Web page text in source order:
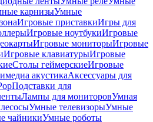
карнизыУмные
Игровые приставкиИгры для
Игровые ноутбукиИгровые
Игровые мониторыИгровые
Игровые клавиатурыИгровые
Столы геймерскиеИгровые
акустикаАксессуары для
Подставки для
Лампы для мониторовУмная
Умные телевизорыУмные
чайникиУмные роботы